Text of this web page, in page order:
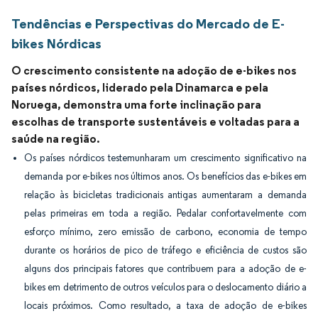
Tendências e Perspectivas do Mercado de E-
bikes Nórdicas
O crescimento consistente na adoção de e-bikes nos
países nórdicos, liderado pela Dinamarca e pela
Noruega, demonstra uma forte inclinação para
escolhas de transporte sustentáveis e voltadas para a
saúde na região.
Os países nórdicos testemunharam um crescimento significativo na
demanda por e-bikes nos últimos anos. Os benefícios das e-bikes em
relação às bicicletas tradicionais antigas aumentaram a demanda
pelas primeiras em toda a região. Pedalar confortavelmente com
esforço mínimo, zero emissão de carbono, economia de tempo
durante os horários de pico de tráfego e eficiência de custos são
alguns dos principais fatores que contribuem para a adoção de e-
bikes em detrimento de outros veículos para o deslocamento diário a
locais próximos. Como resultado, a taxa de adoção de e-bikes